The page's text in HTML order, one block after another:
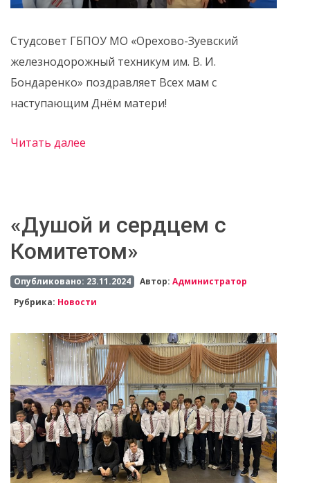
Студсовет ГБПОУ МО «Орехово-Зуевский
железнодорожный техникум им. В. И.
Бондаренко» поздравляет Всех мам с
наступающим Днём матери!
Читать далее
«Душой и сердцем с
Комитетом»
Опубликовано: 23.11.2024 Автор:Администратор
Рубрика: Новости